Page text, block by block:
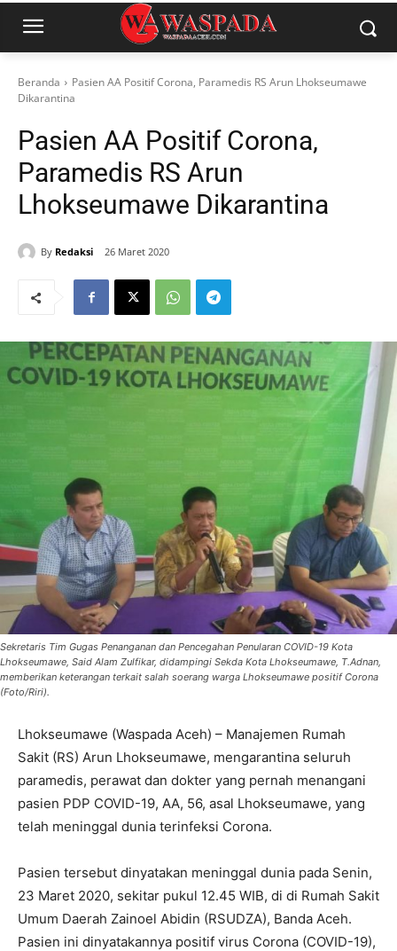
Beranda
Pasien AA Positif Corona, Paramedis RS Arun Lhokseumawe
Dikarantina
Pasien AA Positif Corona,
Paramedis RS Arun
Lhokseumawe Dikarantina
By Redaksi 26 Maret 2020
Sekretaris Tim Gugas Penanganan dan Pencegahan Penularan COVID-19 Kota
Lhokseumawe, Said Alam Zulfikar, didampingi Sekda Kota Lhokseumawe, T.Adnan,
memberikan keterangan terkait salah soerang warga Lhokseumawe positif Corona
(Foto/Riri).
Lhokseumawe (Waspada Aceh) – Manajemen Rumah
Sakit (RS) Arun Lhokseumawe, mengarantina seluruh
paramedis, perawat dan dokter yang pernah menangani
pasien PDP COVID-19, AA, 56, asal Lhokseumawe, yang
telah meninggal dunia terinfeksi Corona.
Pasien tersebut dinyatakan meninggal dunia pada Senin,
23 Maret 2020, sekitar pukul 12.45 WIB, di di Rumah Sakit
Umum Daerah Zainoel Abidin (RSUDZA), Banda Aceh.
Pasien ini dinyatakannya positif virus Corona (COVID-19),